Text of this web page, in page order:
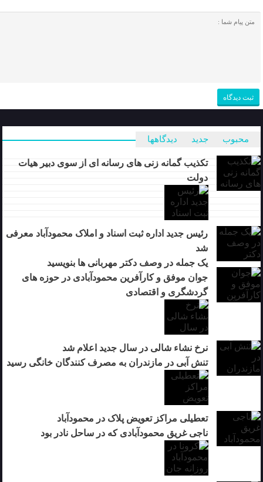
محبوب جدید دیدگاهها
تکذیب گمانه زنی های رسانه ای از سوی دبیر هیات
دولت
رئیس جدید اداره ثبت اسناد و املاک محمودآباد معرفی
شد
یک جمله در وصف دکتر مهربانی ها بنویسید
جوان موفق و کارآفرین محمودآبادی در حوزه های
گردشگری و اقتصادی
نرخ نشاء شالی در سال جدید اعلام شد
تنش آبی در مازندران به مصرف كنندگان خانگی رسيد
تعطیلی مراکز تعویض پلاک در محمودآباد
ناجی غریق محمودآبادی که در ساحل نادر بود